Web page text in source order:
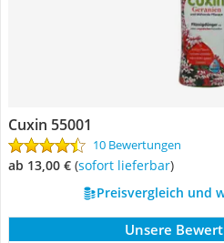
Cuxin 55001
10 Bewertungen
ab 13,00 € ( Sofort lieferbar)
Preisvergleich und
Unsere